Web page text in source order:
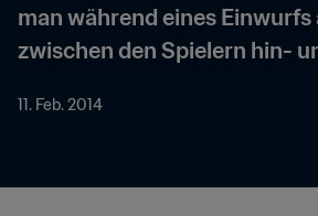
man während eines Einwurfs
zwischen den Spielern hin-
11. Feb. 2014